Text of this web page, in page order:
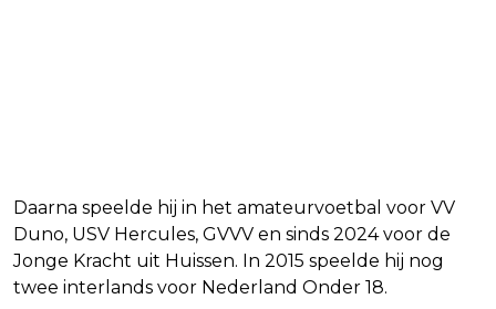
Daarna speelde hij in het amateurvoetbal voor VV
Duno, USV Hercules, GVVV en sinds 2024 voor de
Jonge Kracht uit Huissen. In 2015 speelde hij nog
twee interlands voor Nederland Onder 18.